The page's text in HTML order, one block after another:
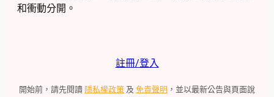
和衝動分開。
註冊/登入
開始前，請先閱讀 隱私權政策 及 免責聲明 ，並以最新公告與頁面說